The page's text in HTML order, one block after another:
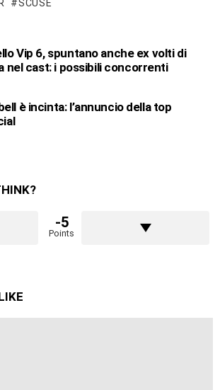
SCUSE
Vip 6, spuntano anche ex volti di
nel cast: i possibili concorrenti
è incinta: l’annuncio della top
-5
Points